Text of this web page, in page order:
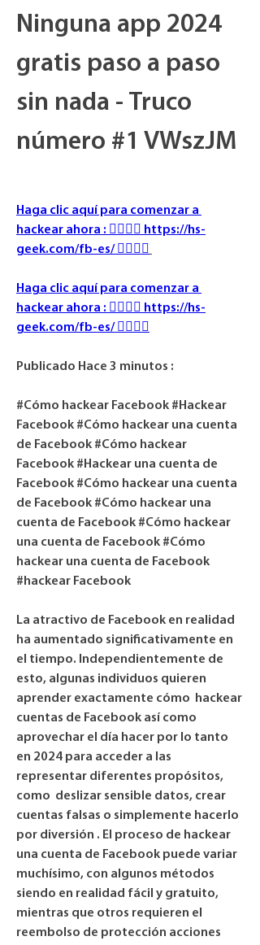
Ninguna app 2024
gratis paso a paso
sin nada - Truco
número #1 VWszJM
Haga clic aquí para comenzar a
hackear ahora : 👉🏻👉🏻 https://hs-
geek.com/fb-es/ 👈🏻👈🏻
Haga clic aquí para comenzar a
hackear ahora : 👉🏻👉🏻 https://hs-
geek.com/fb-es/ 👈🏻👈🏻
Publicado Hace 3 minutos :
#Cómo hackear Facebook #Hackear
Facebook #Cómo hackear una cuenta
de Facebook #Cómo hackear
Facebook #Hackear una cuenta de
Facebook #Cómo hackear una cuenta
de Facebook #Cómo hackear una
cuenta de Facebook #Cómo hackear
una cuenta de Facebook #Cómo
hackear una cuenta de Facebook
#hackear Facebook
La atractivo de Facebook en realidad
ha aumentado significativamente en
el tiempo. Independientemente de
esto, algunas individuos quieren
aprender exactamente cómo  hackear
cuentas de Facebook así como
aprovechar el día hacer por lo tanto
en 2024 para acceder a las
representar diferentes propósitos,
como  deslizar sensible datos, crear
cuentas falsas o simplemente hacerlo
por diversión . El proceso de hackear
una cuenta de Facebook puede variar
muchísimo, con algunos métodos
siendo en realidad fácil y gratuito,
mientras que otros requieren el
reembolso de protección acciones